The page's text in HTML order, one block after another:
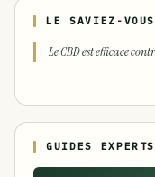
LE SAVIEZ-
Le CBD est efficace
GUIDES EXPERTS